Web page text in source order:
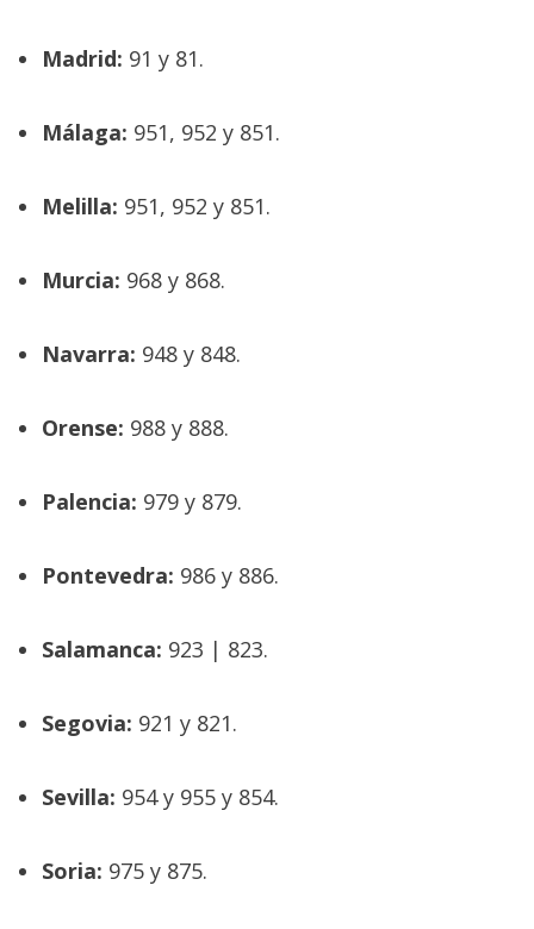
Madrid: 91 y 81.
Málaga: 951, 952 y 851.
Melilla: 951, 952 y 851.
Murcia: 968 y 868.
Navarra: 948 y 848.
Orense: 988 y 888.
Palencia: 979 y 879.
Pontevedra: 986 y 886.
Salamanca: 923 | 823.
Segovia: 921 y 821.
Sevilla: 954 y 955 y 854.
Soria: 975 y 875.